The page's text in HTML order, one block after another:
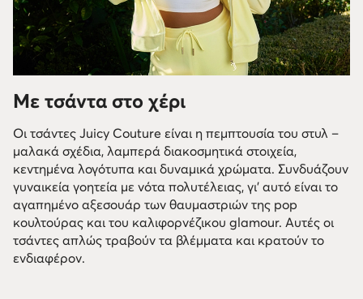
Με τσάντα στο χέρι
Οι τσάντες Juicy Couture είναι η πεμπτουσία του στυλ –
μαλακά σχέδια, λαμπερά διακοσμητικά στοιχεία,
κεντημένα λογότυπα και δυναμικά χρώματα. Συνδυάζουν
γυναικεία γοητεία με νότα πολυτέλειας, γι' αυτό είναι το
αγαπημένο αξεσουάρ των θαυμαστριών της pop
κουλτούρας και του καλιφορνέζικου glamour. Αυτές οι
τσάντες απλώς τραβούν τα βλέμματα και κρατούν το
ενδιαφέρον.